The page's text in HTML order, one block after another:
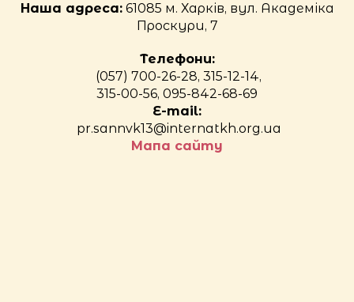
Наша адреса:61085 м. Харків, вул. Академіка
Проскури, 7
Телефони:
(057) 700-26-28, 315-12-14,
315-00-56, 095-842-68-69
E-mail:
pr.sannvk13@internatkh.org.ua
Мапа сайту